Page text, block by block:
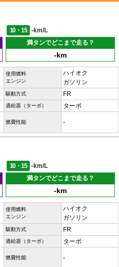
10・15
-km/L
満タンでどこまで走る？
-km
使用燃料
エンジン
ハイオク
ガソリン
駆動方式 FR
過給器（ターボ） ターボ
燃費性能 -
10・15
-km/L
満タンでどこまで走る？
-km
使用燃料
エンジン
ハイオク
ガソリン
駆動方式 FR
過給器（ターボ） ターボ
燃費性能 -